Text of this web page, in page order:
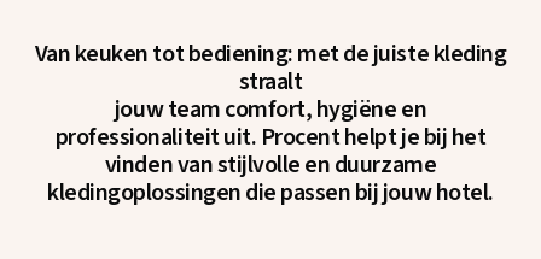
Van keuken tot bediening: met de juiste kleding
straalt
jouw team comfort, hygiëne en
professionaliteit uit. Procent helpt je bij het
vinden van stijlvolle en duurzame
kledingoplossingen die passen bij jouw hotel.